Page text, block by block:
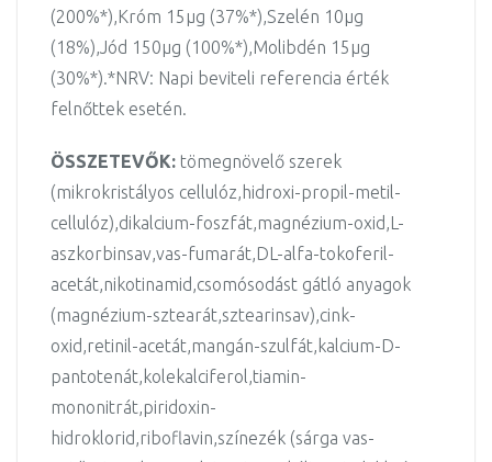
(200%*),Króm 15µg (37%*),Szelén 10µg
(18%),Jód 150µg (100%*),Molibdén 15µg
(30%*).*NRV: Napi beviteli referencia érték
felnőttek esetén.
ÖSSZETEVŐK: tömegnövelő szerek
(mikrokristályos cellulóz,hidroxi-propil-metil-
cellulóz),dikalcium-foszfát,magnézium-oxid,L-
aszkorbinsav,vas-fumarát,DL-alfa-tokoferil-
acetát,nikotinamid,csomósodást gátló anyagok
(magnézium-sztearát,sztearinsav),cink-
oxid,retinil-acetát,mangán-szulfát,kalcium-D-
pantotenát,kolekalciferol,tiamin-
mononitrát,piridoxin-
hidroklorid,riboflavin,színezék (sárga vas-